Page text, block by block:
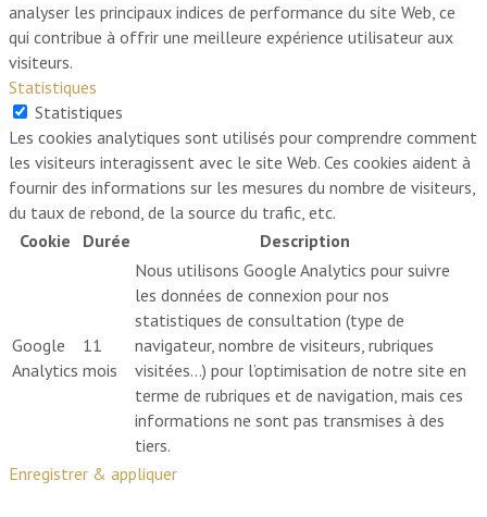
analyser les principaux indices de performance du site Web, ce
qui contribue à offrir une meilleure expérience utilisateur aux
visiteurs.
Statistiques
Statistiques
Les cookies analytiques sont utilisés pour comprendre comment
les visiteurs interagissent avec le site Web. Ces cookies aident à
fournir des informations sur les mesures du nombre de visiteurs,
du taux de rebond, de la source du trafic, etc.
Cookie
Durée Description
Google
Analytics
11
mois
Nous utilisons Google Analytics pour suivre
les données de connexion pour nos
statistiques de consultation (type de
navigateur, nombre de visiteurs, rubriques
visitées…) pour l’optimisation de notre site en
terme de rubriques et de navigation, mais ces
informations ne sont pas transmises à des
tiers.
Enregistrer & appliquer